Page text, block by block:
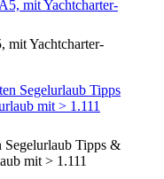
mit Yachtcharter-
Segelurlaub Tipps &
mit > 1.111